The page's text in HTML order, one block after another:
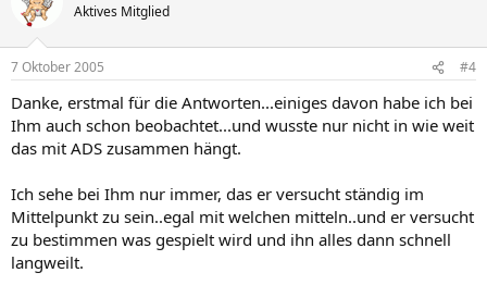
Aktives Mitglied
7 Oktober 2005 #4
Danke, erstmal für die Antworten...einiges davon habe ich bei
Ihm auch schon beobachtet...und wusste nur nicht in wie weit
das mit ADS zusammen hängt.
Ich sehe bei Ihm nur immer, das er versucht ständig im
Mittelpunkt zu sein..egal mit welchen mitteln..und er versucht
zu bestimmen was gespielt wird und ihn alles dann schnell
langweilt.